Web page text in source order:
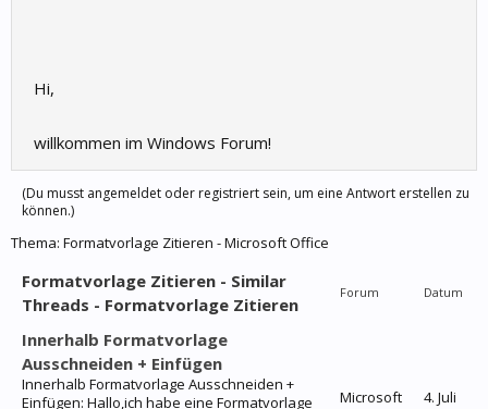
Hi,
willkommen im Windows Forum!
(Du musst angemeldet oder registriert sein, um eine Antwort erstellen zu
können.)
Thema: Formatvorlage Zitieren - Microsoft Office
Formatvorlage Zitieren - Similar
Threads - Formatvorlage Zitieren
Forum Datum
Innerhalb Formatvorlage
Ausschneiden + Einfügen
Innerhalb Formatvorlage Ausschneiden +
Einfügen: Hallo,ich habe eine Formatvorlage
Microsoft
4. Juli